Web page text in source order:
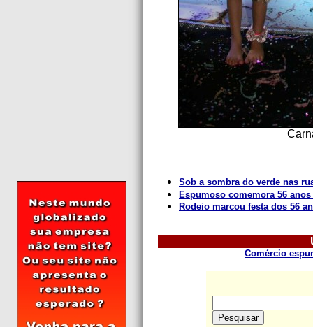
Sob a sombra do verde nas
Espumoso comemora 56
Rodeio marcou festa dos 56
Comércio